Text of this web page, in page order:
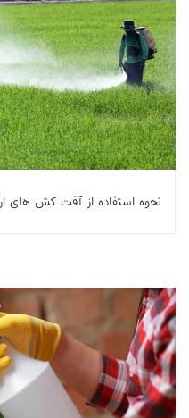
صدها آفت کش در بازار
بیشتر
نحوه استفاده از آفت کش های